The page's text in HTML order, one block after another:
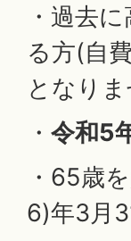
・過去
る方(自
となりま
・ 令和5
・65歳
6)年3月